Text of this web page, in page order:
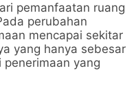
pemanfaatan ruang
perubahan
mencapai sekitar
yang hanya sebesar
yang